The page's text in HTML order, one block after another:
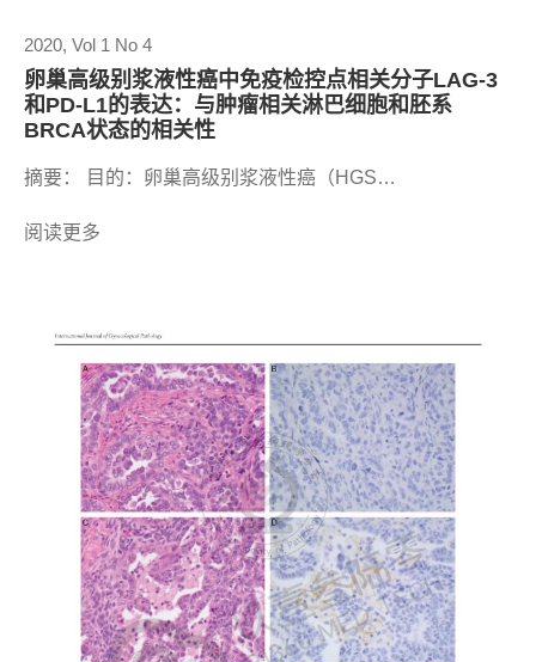
2020, Vol 1 No 4
卵巢高级别浆液性癌中免疫检控点相关分子LAG-3
和PD-L1的表达：与肿瘤相关淋巴细胞和胚系
BRCA状态的相关性
摘要： 目的：卵巢高级别浆液性癌（HGS…
阅读更多